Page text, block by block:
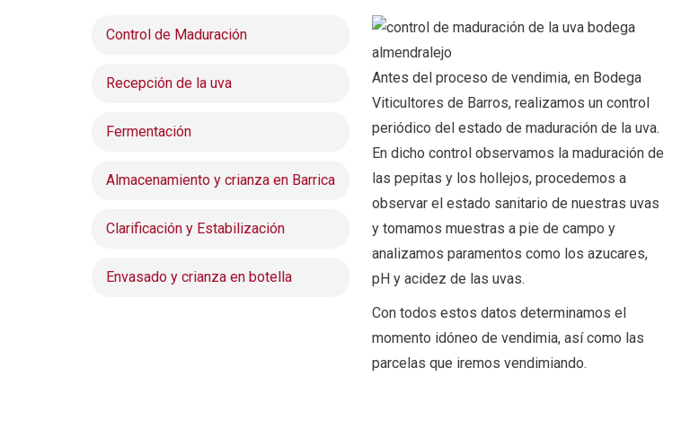
Control de Maduración
Recepción de la uva
Fermentación
Almacenamiento y crianza en Barrica
Clarificación y Estabilización
Envasado y crianza en botella
Antes del proceso de vendimia, en Bodega
Viticultores de Barros, realizamos un control
periódico del estado de maduración de la uva.
En dicho control observamos la maduración de
las pepitas y los hollejos, procedemos a
observar el estado sanitario de nuestras uvas
y tomamos muestras a pie de campo y
analizamos paramentos como los azucares,
pH y acidez de las uvas.
Con todos estos datos determinamos el
momento idóneo de vendimia, así como las
parcelas que iremos vendimiando.